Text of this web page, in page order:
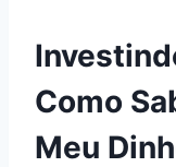
Como
Meu